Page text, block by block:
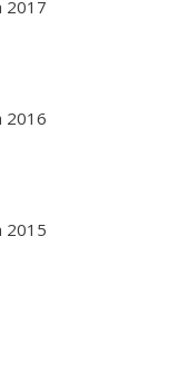
2017
2016
2015